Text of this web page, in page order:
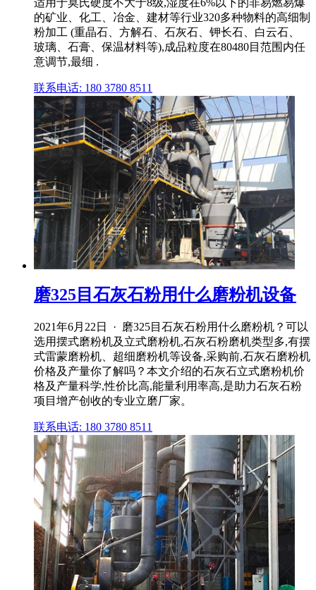
适用于莫氏硬度不大于8级,湿度在6%以下的非易燃易爆
的矿业、化工、冶金、建材等行业320多种物料的高细制
粉加工 (重晶石、方解石、石灰石、钾长石、白云石、
玻璃、石膏、保温材料等),成品粒度在80480目范围内任
意调节,最细 .
联系电话: 180 3780 8511
磨325目石灰石粉用什么磨粉机设备
2021年6月22日 · 磨325目石灰石粉用什么磨粉机？可以
选用摆式磨粉机及立式磨粉机,石灰石粉磨机类型多,有摆
式雷蒙磨粉机、超细磨粉机等设备,采购前,石灰石磨粉机
价格及产量你了解吗？本文介绍的石灰石立式磨粉机价
格及产量科学,性价比高,能量利用率高,是助力石灰石粉
项目增产创收的专业立磨厂家。
联系电话: 180 3780 8511